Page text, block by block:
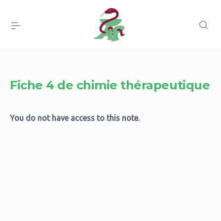
Fiche 4 de chimie thérapeutique
You do not have access to this note.